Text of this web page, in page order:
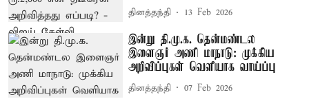
தினத்தந்தி 13 Feb 2026
இன்று தி.மு.க. தென்மண்டல
இளைஞர் அணி மாநாடு: முக்கிய
அறிவிப்புகள் வெளியாக வாய்ப்பு
தினத்தந்தி 07 Feb 2026